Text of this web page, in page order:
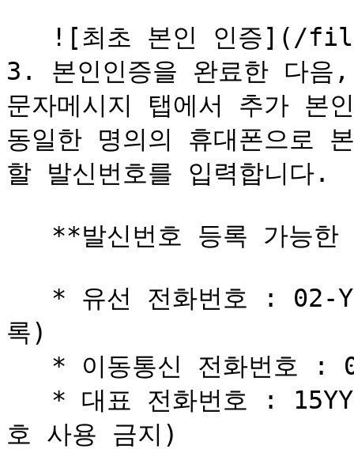
3. 본인인증을 완료한 다
문자메시지 탭에서 추가 본
동일한 명의의 휴대폰으로
할 발신번호를 입력합니다.
록)
호 사용 금지)